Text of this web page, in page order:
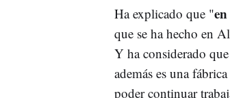
Ha explicado que "
que se ha hecho en
Y ha considerado
además es una
poder continuar